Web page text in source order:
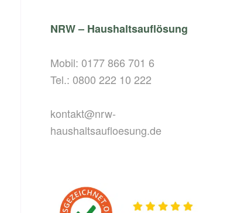
NRW – Haushaltsauflösung
Mobil: 0177 866 701 6
Tel.: 0800 222 10 222
kontakt@nrw-
haushaltsaufloesung.de